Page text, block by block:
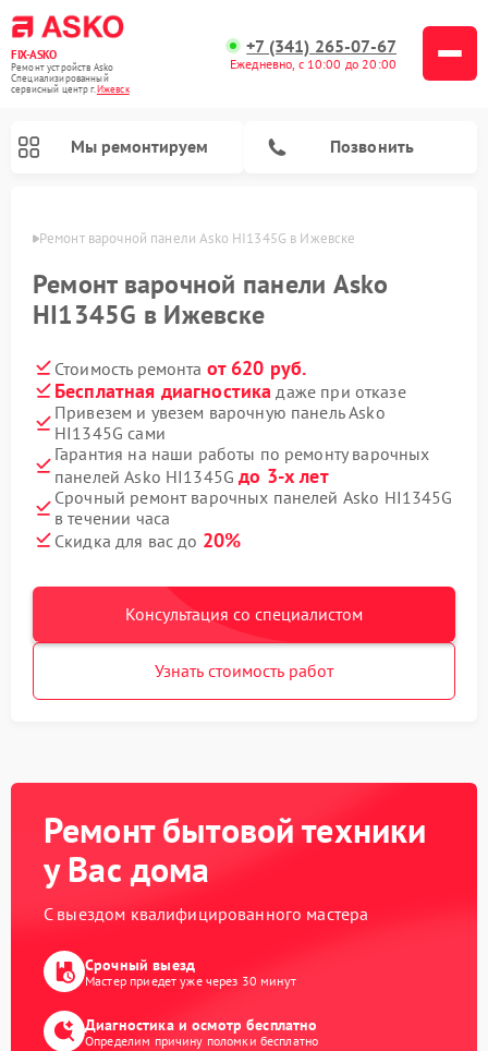
FIX-ASKO
Ремонт устройств Asko
Специализированный
cервисный центр г.Ижевск
+7 (341) 265-07-67
Ежедневно, с 10:00 до 20:00
Мы ремонтируем Позвонить
Ремонт варочной панели Asko HI1345G в Ижевске
Ремонт варочной панели Asko
HI1345G в Ижевске
Стоимость ремонта от 620 руб.
Бесплатная диагностика даже при отказе
Привезем и увезем варочную панель Asko
HI1345G сами
Гарантия на наши работы по ремонту варочных
панелей Asko HI1345Gдо 3-х лет
Срочный ремонт варочных панелей Asko HI1345G
в течении часа
Скидка для вас до 20%
Консультация со специалистом
Узнать стоимость работ
Ремонт бытовой техники
у Вас дома
С выездом квалифицированного мастера
Срочный выезд
Мастер приедет уже через 30 минут
Диагностика и осмотр бесплатно
Определим причину поломки бесплатно